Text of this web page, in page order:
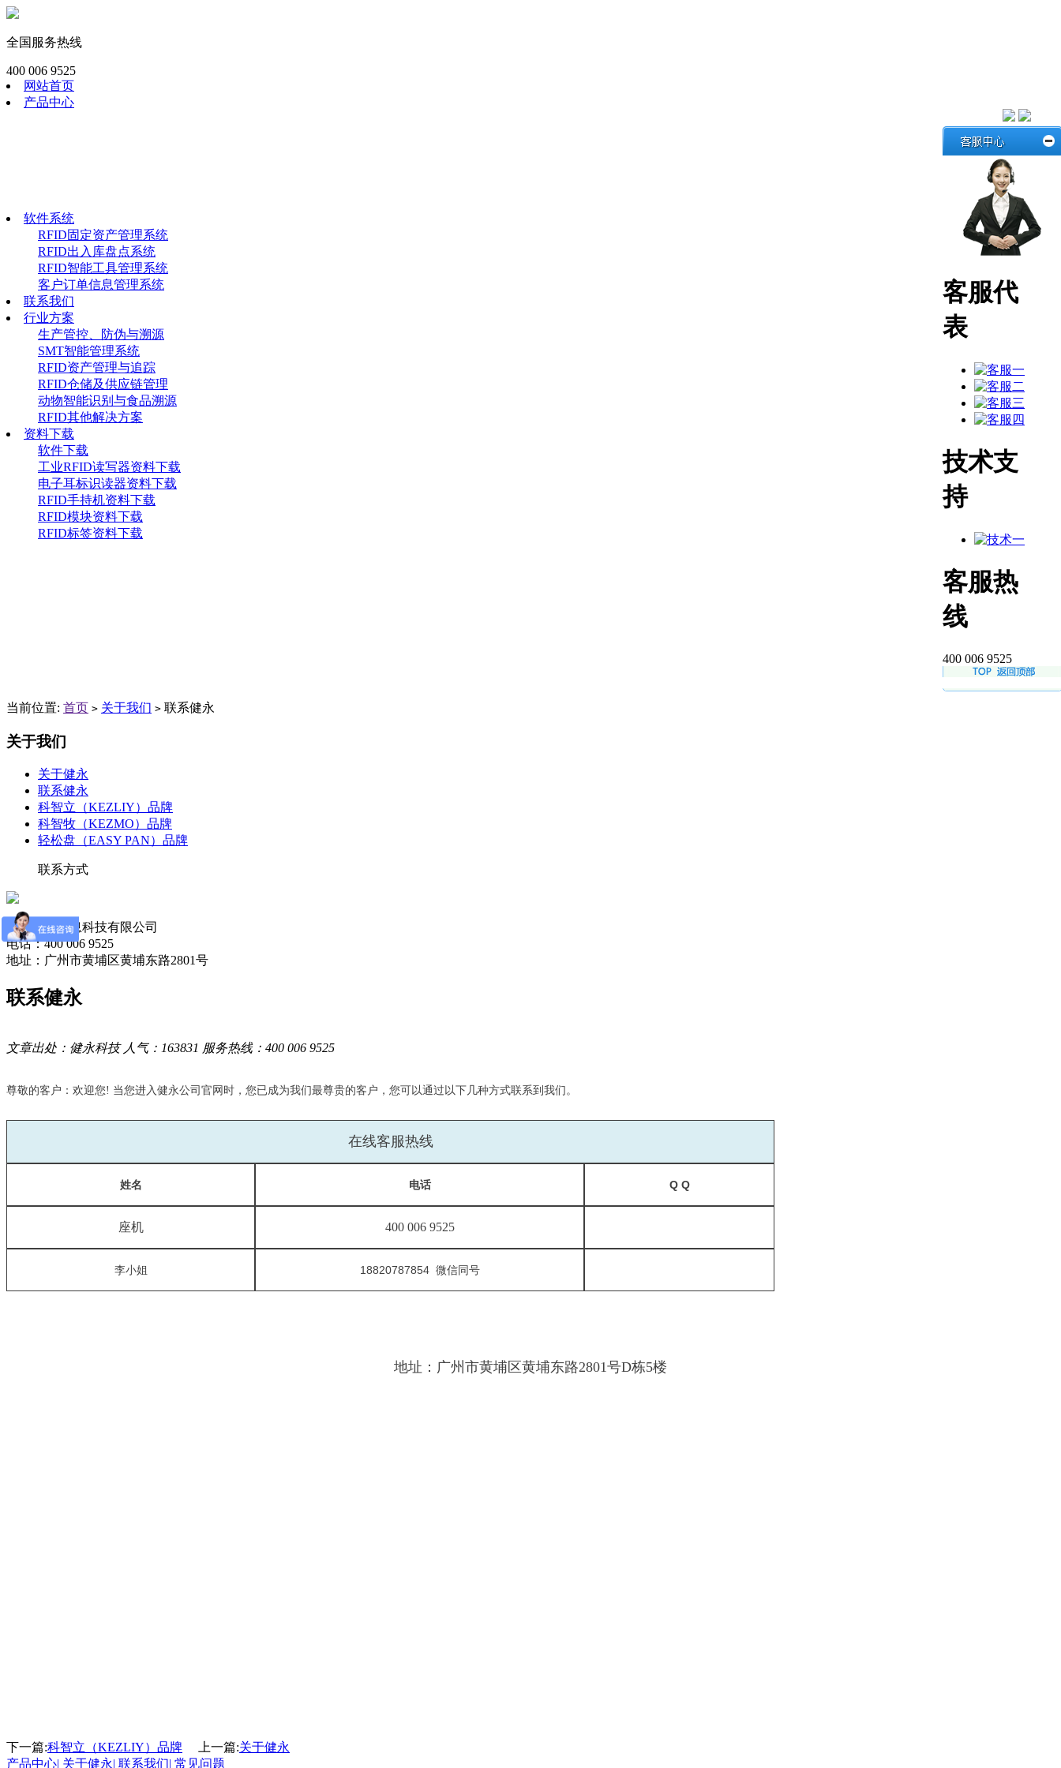
全国服务热线
400 006 9525
网站首页
产品中心
软件系统
RFID固定资产管理系统
RFID出入库盘点系统
RFID智能工具管理系统
客户订单信息管理系统
联系我们
行业方案
生产管控、防伪与溯源
SMT智能管理系统
RFID资产管理与追踪
RFID仓储及供应链管理
动物智能识别与食品溯源
RFID其他解决方案
资料下载
软件下载
工业RFID读写器资料下载
电子耳标识读器资料下载
RFID手持机资料下载
RFID模块资料下载
RFID标签资料下载
当前位置: 首页 > 关于我们 > 联系健永
关于我们
关于健永
联系健永
科智立（KEZLIY）品牌
科智牧（KEZMO）品牌
轻松盘（EASY PAN）品牌
联系方式
广州健永信息科技有限公司
电话：400 006 9525
地址：广州市黄埔区黄埔东路2801号
联系健永
文章出处：健永科技 人气：163831 服务热线：400 006 9525
尊敬的客户： 欢迎您! 当您进入健永公司官网 时，您已成为我们最尊贵的客户，您可以通过以下几种方式联系到我们。
在线客服热线
姓名 电话 Q Q
座机 400 006 9525
李小姐 18820787854 微信同号
地址：广州市黄埔区黄埔东路2801号D栋5楼
下一篇:科智立（KEZLIY）品牌 上一篇:关于健永
产品中心| 关于健永| 联系我们| 常见问题
客服代
表
技术支
持
客服热
线
400 006 9525